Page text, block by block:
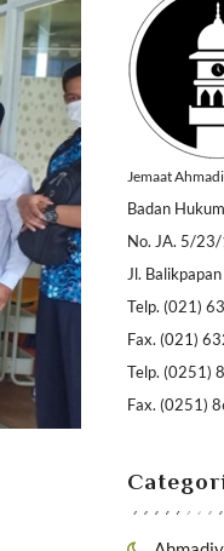
Jemaat
Badan
No. JA. 5/
Jl.
Telp. (021)
Fax. (021)
Telp. (0251)
Fax. (0251)